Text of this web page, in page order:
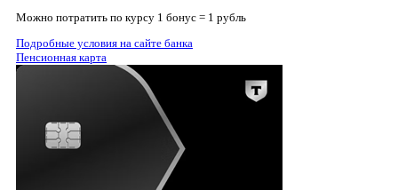
Можно потратить по курсу 1 бонус = 1 рубль
Подробные условия на сайте банка
Пенсионная карта